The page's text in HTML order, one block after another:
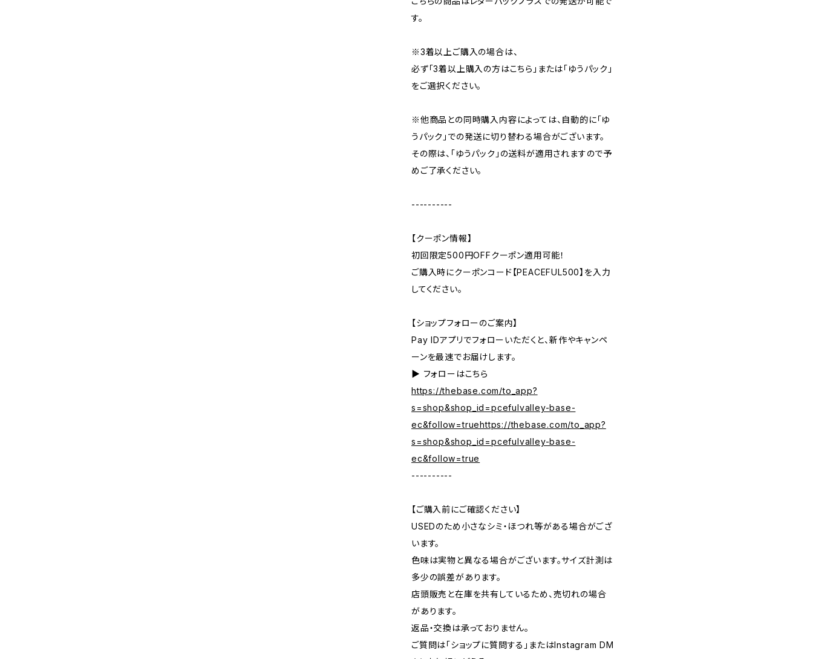
す。
※3着以上ご購入の場合は、
必ず「3着以上購入の方はこちら」または「ゆうパック」
をご選択ください。
※他商品との同時購入内容によっては、自動的に「ゆ
うパック」での発送に切り替わる場合がございます。
その際は、「ゆうパック」の送料が適用されますので予
めご了承ください。
----------
【クーポン情報】
初回限定500円OFFクーポン適用可能！
ご購入時にクーポンコード【PEACEFUL500】を入力
してください。
【ショップフォローのご案内】
Pay IDアプリでフォローいただくと、新作やキャンペ
ーンを最速でお届けします。
▶︎ フォローはこちら
https://thebase.com/to_app?
s=shop&shop_id=pcefulvalley-base-
ec&follow=truehttps://thebase.com/to_app?
s=shop&shop_id=pcefulvalley-base-
ec&follow=true
----------
【ご購入前にご確認ください】
USEDのため小さなシミ・ほつれ等がある場合がござ
います。
色味は実物と異なる場合がございます。サイズ計測は
多少の誤差があります。
店頭販売と在庫を共有しているため、売切れの場合
があります。
返品・交換は承っておりません。
ご質問は「ショップに質問する」またはInstagram DM